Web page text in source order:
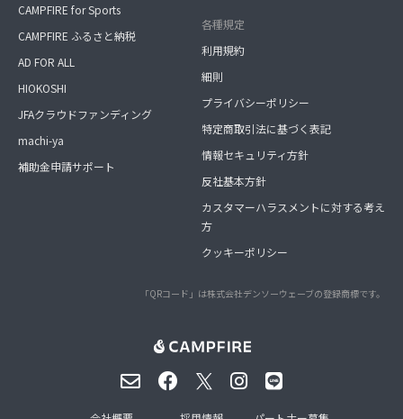
CAMPFIRE for Sports
CAMPFIRE ふるさと納税
AD FOR ALL
HIOKOSHI
JFAクラウドファンディング
machi-ya
補助金申請サポート
各種規定
利用規約
細則
プライバシーポリシー
特定商取引法に基づく表記
情報セキュリティ方針
反社基本方針
カスタマーハラスメントに対する考え
方
クッキーポリシー
「QRコード」は株式会社デンソーウェーブの登録商標です。